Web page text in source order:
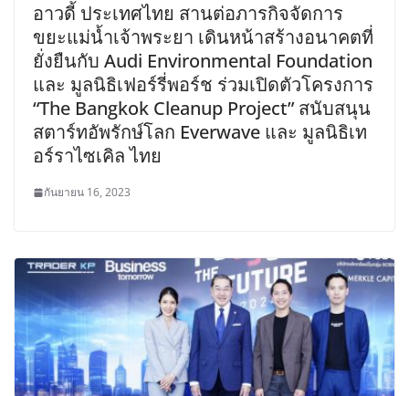
อาวดี้ ประเทศไทย สานต่อภารกิจจัดการ
ขยะแม่น้ำเจ้าพระยา เดินหน้าสร้างอนาคตที่
ยั่งยืนกับ Audi Environmental Foundation
และ มูลนิธิเฟอร์รี่พอร์ช ร่วมเปิดตัวโครงการ
“The Bangkok Cleanup Project” สนับสนุน
สตาร์ทอัพรักษ์โลก Everwave และ มูลนิธิเท
อร์ราไซเคิล ไทย
กันยายน 16, 2023